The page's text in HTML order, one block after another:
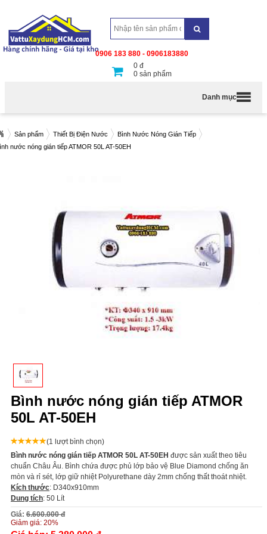
0906 183 880 - 0906183880
0 đ
0 sản phẩm
Danh mục
Sản phẩm Thiết Bị Điện Nước
Bình Nước Nóng Gián Tiếp
nước nóng gián tiếp ATMOR 50L AT-50EH
Bình nước nóng gián tiếp ATMOR
50L AT-50EH
(1 lượt bình chọn)
Bình nước nóng gián tiếp ATMOR 50L AT-50EH được sản xuất theo tiêu
chuẩn Châu Âu. Bình chứa được phủ lớp bảo vệ Blue Diamond chống ăn
mòn và rỉ sét, lớp giữ nhiệt Polyurethane dày 2mm chống thất thoát nhiệt.
Kích thước: D340x910mm
Dung tích: 50 Lít
Giá: 6.600.000 đ
Giảm giá: 20%